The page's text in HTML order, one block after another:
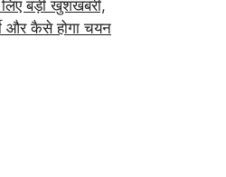
बड़ी खुशखबरी,
और कैसे होगा चयन